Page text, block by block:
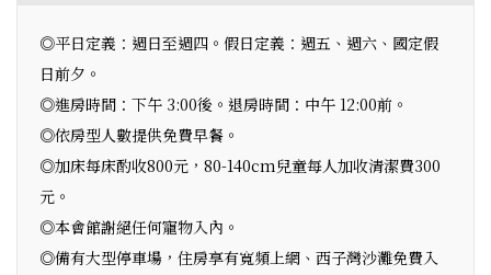
◎平日定義：週日至週四。假日定義：週五、週六、國定假
日前夕。
◎進房時間：下午 3:00後。退房時間：中午 12:00前。
◎依房型人數提供免費早餐。
◎加床每床酌收800元，80-140cm兒童每人加收清潔費300
元。
◎本會館謝絕任何寵物入內。
◎備有大型停車場，住房享有寬頻上網、西子灣沙灘免費入